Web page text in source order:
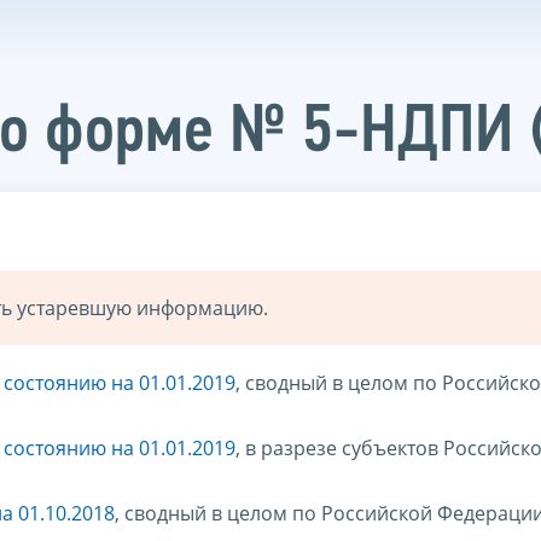
форме № 5-НДПИ
устаревшую информацию.
на 01.01.2019, сводный в целом по
на 01.01.2019, в разрезе субъектов
01.10.2018, сводный в целом по Российской